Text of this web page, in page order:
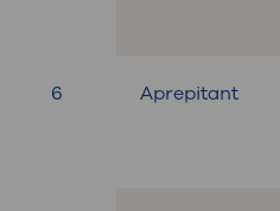
6 Aprepitant